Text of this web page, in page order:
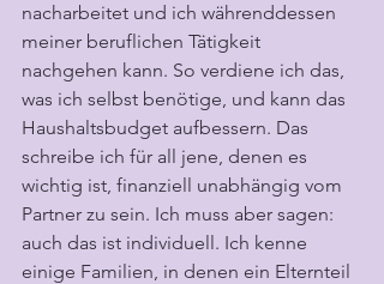
nacharbeitet und ich währenddessen
meiner beruflichen Tätigkeit
nachgehen kann. So verdiene ich das,
was ich selbst benötige, und kann das
Haushaltsbudget aufbessern. Das
schreibe ich für all jene, denen es
wichtig ist, finanziell unabhängig vom
Partner zu sein. Ich muss aber sagen:
auch das ist individuell. Ich kenne
einige Familien, in denen ein Elternteil